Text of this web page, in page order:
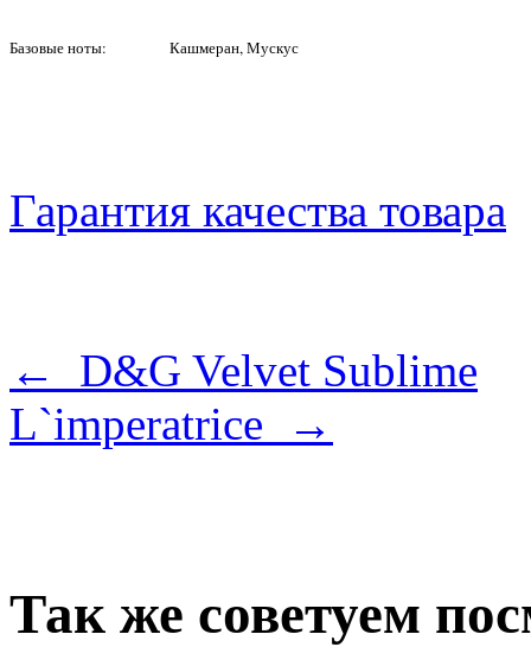
Базовые ноты: Кашмеран, Мускус
Гарантия качества товара
← D&G Velvet Sublime
L`imperatrice →
Так же советуем